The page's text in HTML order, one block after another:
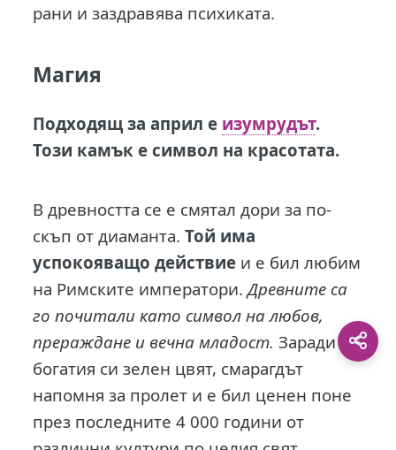
рани и заздравява психиката.
Магия
Подходящ за април е изумрудът.
Този камък е символ на красотата.
В древността се е смятал дори за по-
скъп от диаманта.Той има
успокояващо действие и е бил любим
на Римските императори.Древните са
го почитали като символ на любов,
прераждане и вечна младост. Заради
богатия си зелен цвят, смарагдът
напомня за пролет и е бил ценен поне
през последните 4 000 години от